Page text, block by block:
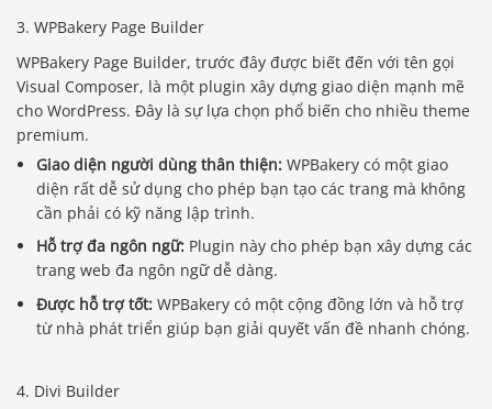
3. WPBakery Page Builder
WPBakery Page Builder, trước đây được biết đến với tên gọi
Visual Composer, là một plugin xây dựng giao diện mạnh mẽ
cho WordPress. Đây là sự lựa chọn phổ biến cho nhiều theme
premium.
Giao diện người dùng thân thiện: WPBakery có một giao
diện rất dễ sử dụng cho phép bạn tạo các trang mà không
cần phải có kỹ năng lập trình.
Hỗ trợ đa ngôn ngữ: Plugin này cho phép bạn xây dựng các
trang web đa ngôn ngữ dễ dàng.
Được hỗ trợ tốt: WPBakery có một cộng đồng lớn và hỗ trợ
từ nhà phát triển giúp bạn giải quyết vấn đề nhanh chóng.
4. Divi Builder